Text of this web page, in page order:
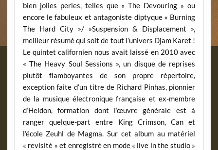
bien jolies perles, telles que « The Devouring » ou
encore le fabuleux et antagoniste diptyque « Burning
The Hard City »/ »Suspension & Displacement »,
meilleur résumé qui soit de tout l’univers Djam Karet !
Le quintet californien nous avait laissé en 2010 avec
« The Heavy Soul Sessions », un disque de reprises
plutôt flamboyantes de son propre répertoire,
exception faite d’un titre de Richard Pinhas, pionnier
de la musique électronique française et ex-membre
d’Heldon, formation dont l’œuvre générale est à
ranger quelque-part entre King Crimson, Can et
l’école Zeuhl de Magma. Sur cet album au matériel
« revisité » et enregistré en mode « live in the studio »